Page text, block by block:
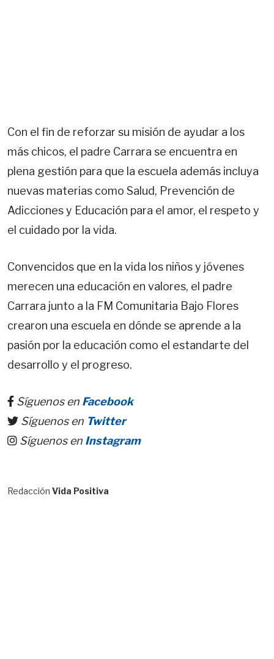
Con el fin de reforzar su misión de ayudar a los
más chicos, el padre Carrara se encuentra en
plena gestión para que la escuela además incluya
nuevas materias como Salud, Prevención de
Adicciones y Educación para el amor, el respeto y
el cuidado por la vida.
Convencidos que en la vida los niños y jóvenes
merecen una educación en valores, el padre
Carrara junto a la FM Comunitaria Bajo Flores
crearon una escuela en dónde se aprende a la
pasión por la educación como el estandarte del
desarrollo y el progreso.
Síguenos en Facebook
Síguenos en Twitter
Síguenos en Instagram
Redacción Vida Positiva